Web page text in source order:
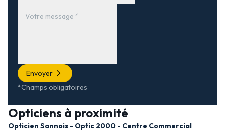
Envoyer
*Champs obligatoires
Opticiens à proximité
Opticien Sannois - Optic 2000 - Centre Commercial